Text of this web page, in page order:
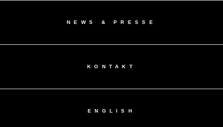
NEWS & PRESSE
KONTAKT
ENGLISH